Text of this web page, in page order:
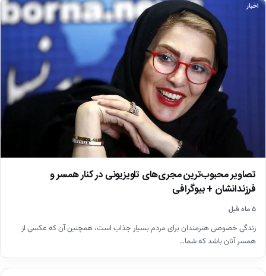
اخبار
تصاویر محبوب‌ترین مجری‌های تلویزیونی در کنار همسر و
فرزندانشان + بیوگرافی
۵ ماه قبل
زندگی خصوصی هنرمندان برای مردم بسیار جذاب است، همچنین آن که عکسی از
همسر آنان باشد که شما…